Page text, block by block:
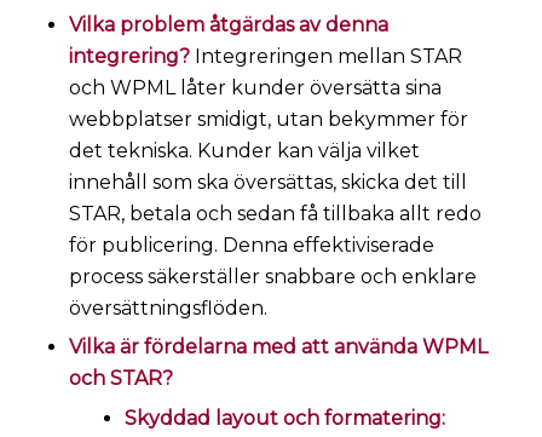
Vilka problem åtgärdas av denna
integrering? Integreringen mellan STAR
och WPML låter kunder översätta sina
webbplatser smidigt, utan bekymmer för
det tekniska. Kunder kan välja vilket
innehåll som ska översättas, skicka det till
STAR, betala och sedan få tillbaka allt redo
för publicering. Denna effektiviserade
process säkerställer snabbare och enklare
översättningsflöden.
Vilka är fördelarna med att använda WPML
och STAR?
Skyddad layout och formatering: